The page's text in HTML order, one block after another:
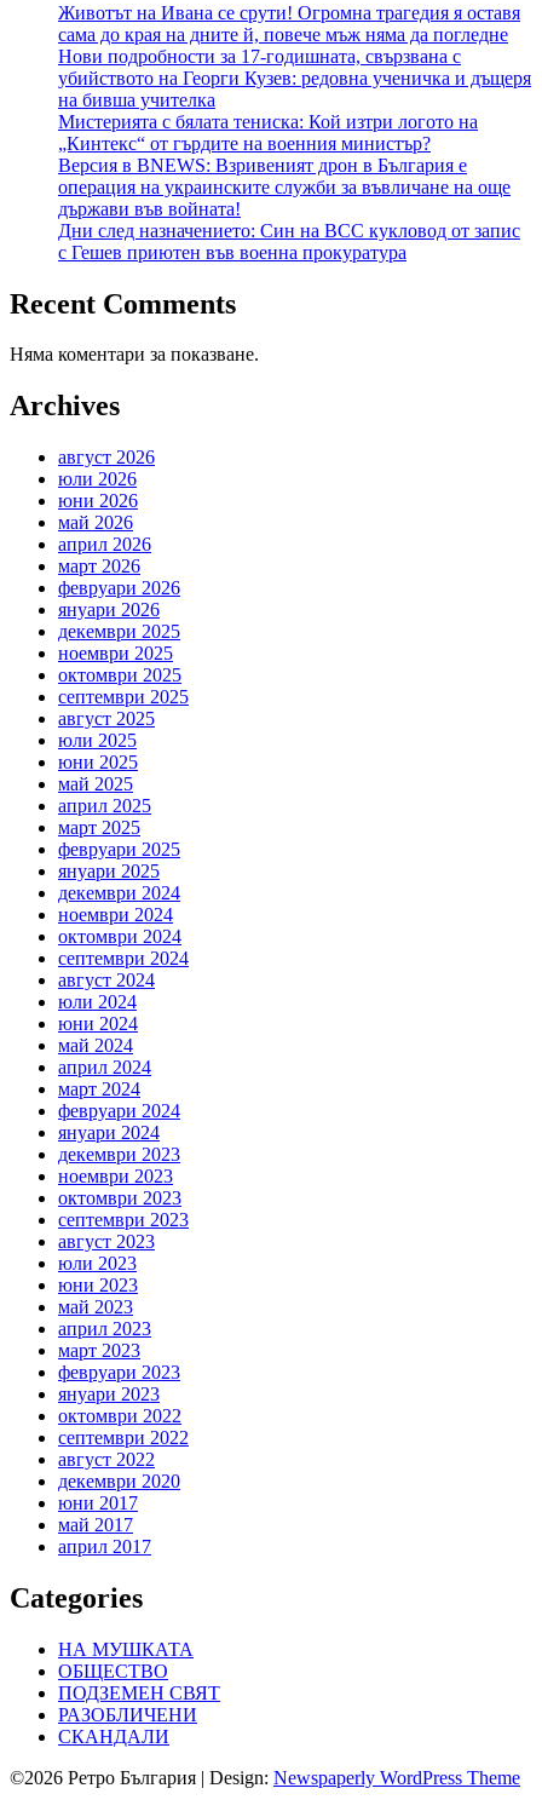
Животът на Ивана се срути! Огромна трагедия я оставя
сама до края на дните й, повече мъж няма да погледне
Нови подробности за 17-годишната, свързвана с
убийството на Георги Кузев: редовна ученичка и дъщеря
на бивша учителка
Мистерията с бялата тениска: Кой изтри логото на
„Кинтекс“ от гърдите на военния министър?
Версия в BNEWS: Взривеният дрон в България е
операция на украинските служби за въвличане на още
държави във войната!
Дни след назначението: Син на ВСС кукловод от запис
с Гешев приютен във военна прокуратура
Recent Comments
Няма коментари за показване.
Archives
август 2026
юли 2026
юни 2026
май 2026
април 2026
март 2026
февруари 2026
януари 2026
декември 2025
ноември 2025
октомври 2025
септември 2025
август 2025
юли 2025
юни 2025
май 2025
април 2025
март 2025
февруари 2025
януари 2025
декември 2024
ноември 2024
октомври 2024
септември 2024
август 2024
юли 2024
юни 2024
май 2024
април 2024
март 2024
февруари 2024
януари 2024
декември 2023
ноември 2023
октомври 2023
септември 2023
август 2023
юли 2023
юни 2023
май 2023
април 2023
март 2023
февруари 2023
януари 2023
октомври 2022
септември 2022
август 2022
декември 2020
юни 2017
май 2017
април 2017
Categories
НА МУШКАТА
ОБЩЕСТВО
ПОДЗЕМЕН СВЯТ
РАЗОБЛИЧЕНИ
СКАНДАЛИ
©2026 Ретро България | Design: Newspaperly WordPress Theme